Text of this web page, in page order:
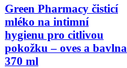
Green Pharmacy čisticí
mléko na intimní
hygienu pro citlivou
pokožku – oves a bavlna
370 ml